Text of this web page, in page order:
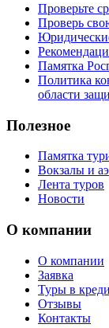
Проверьте
Проверь
Памятка
Политика
области
Полезное
Памятка
Вокзалы и
Лента туров
Новости
О компании
О компании
Заявка
Туры в
Отзывы
Контакты